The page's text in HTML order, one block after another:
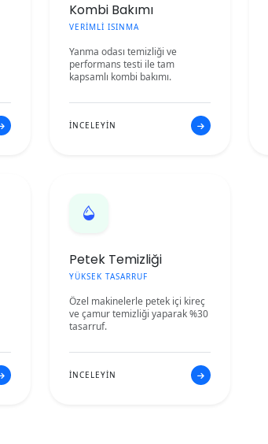
Kombi Bakımı
VERİMLİ ISINMA
Yanma odası temizliği ve
performans testi ile tam
kapsamlı kombi bakımı.
İNCELEYİN
Petek Temizliği
YÜKSEK TASARRUF
Özel makinelerle petek içi kireç
ve çamur temizliği yaparak %30
tasarruf.
İNCELEYİN